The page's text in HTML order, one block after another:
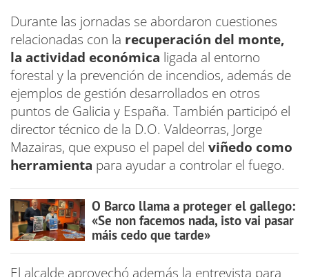
Durante las jornadas se abordaron cuestiones
relacionadas con la recuperación del monte,
la actividad económica ligada al entorno
forestal y la prevención de incendios, además de
ejemplos de gestión desarrollados en otros
puntos de Galicia y España. También participó el
director técnico de la D.O. Valdeorras, Jorge
Mazairas, que expuso el papel del viñedo como
herramienta para ayudar a controlar el fuego.
O Barco llama a proteger el gallego:
«Se non facemos nada, isto vai pasar
máis cedo que tarde»
El alcalde aprovechó además la entrevista para